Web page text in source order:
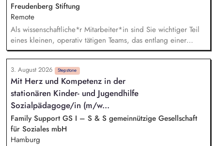
Freudenberg Stiftung
Remote
Als wissenschaftliche*r Mitarbeiter*in sind Sie wichtiger Teil
eines kleinen, operativ tätigen Teams, das entlang einer
klaren Programmatik langfristig soziale Innovation
implementiert. Sie unterstützen die Geschäftsführung bei der
Umsetzung der Stiftungsprogrammatik und entwickeln dabei
die Internationalisierungsstrategie der Stiftung weiter. Sie
übersetzen wissenschaftliche Erkenntnisse in
alltagsangebundene Handlungsansätze entlang unserer
Stiftungsprogrammatik.
3. August 2026 Stepstone
Mit Herz und Kompetenz in der
stationären Kinder- und Jugendhilfe
Sozialpädagoge/in (m/w...
Family Support GS I – S & S gemeinnützige Gesellschaft
für Soziales mbH
Hamburg